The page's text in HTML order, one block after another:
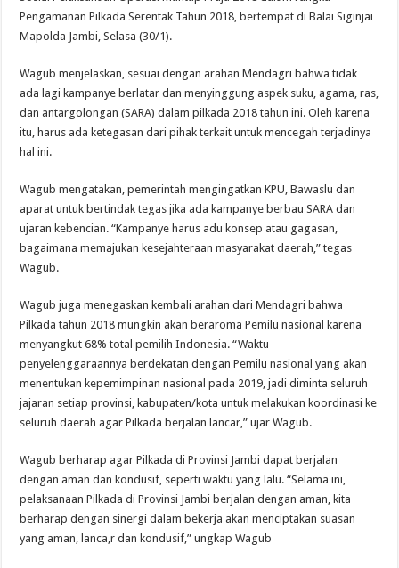
Pengamanan Pilkada Serentak Tahun 2018, bertempat di Balai Siginjai
Mapolda Jambi, Selasa (30/1).
Wagub menjelaskan, sesuai dengan arahan Mendagri bahwa tidak
ada lagi kampanye berlatar dan menyinggung aspek suku, agama, ras,
dan antargolongan (SARA) dalam pilkada 2018 tahun ini. Oleh karena
itu, harus ada ketegasan dari pihak terkait untuk mencegah terjadinya
hal ini.
Wagub mengatakan, pemerintah mengingatkan KPU, Bawaslu dan
aparat untuk bertindak tegas jika ada kampanye berbau SARA dan
ujaran kebencian. “Kampanye harus adu konsep atau gagasan,
bagaimana memajukan kesejahteraan masyarakat daerah,” tegas
Wagub.
Wagub juga menegaskan kembali arahan dari Mendagri bahwa
Pilkada tahun 2018 mungkin akan beraroma Pemilu nasional karena
menyangkut 68% total pemilih Indonesia. “Waktu
penyelenggaraannya berdekatan dengan Pemilu nasional yang akan
menentukan kepemimpinan nasional pada 2019, jadi diminta seluruh
jajaran setiap provinsi, kabupaten/kota untuk melakukan koordinasi ke
seluruh daerah agar Pilkada berjalan lancar,” ujar Wagub.
Wagub berharap agar Pilkada di Provinsi Jambi dapat berjalan
dengan aman dan kondusif, seperti waktu yang lalu. “Selama ini,
pelaksanaan Pilkada di Provinsi Jambi berjalan dengan aman, kita
berharap dengan sinergi dalam bekerja akan menciptakan suasan
yang aman, lanca,r dan kondusif,” ungkap Wagub